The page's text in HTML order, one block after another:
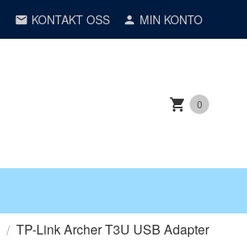
KONTAKT OSS MIN KONTO
0
TP-Link Archer T3U USB Adapter